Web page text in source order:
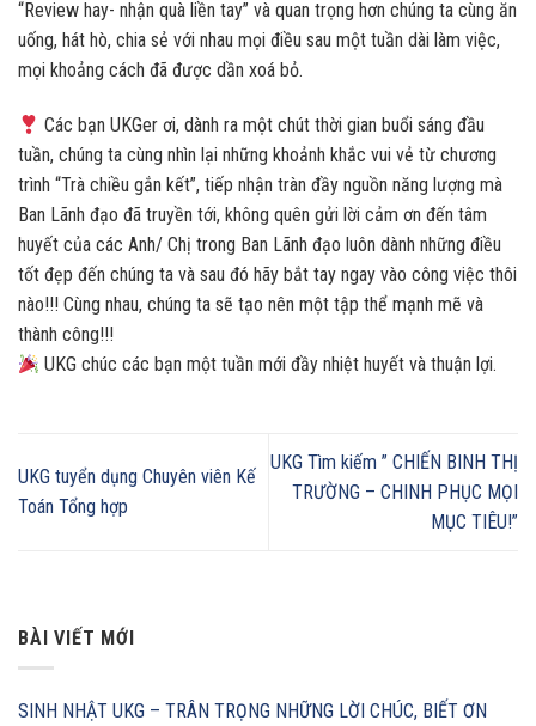
“Review hay- nhận quà liền tay” và quan trọng hơn chúng ta cùng ăn
uống, hát hò, chia sẻ với nhau mọi điều sau một tuần dài làm việc,
mọi khoảng cách đã được dần xoá bỏ.
Các bạn UKGer ơi, dành ra một chút thời gian buổi sáng đầu
tuần, chúng ta cùng nhìn lại những khoảnh khắc vui vẻ từ chương
trình “Trà chiều gắn kết”, tiếp nhận tràn đầy nguồn năng lượng mà
Ban Lãnh đạo đã truyền tới, không quên gửi lời cảm ơn đến tâm
huyết của các Anh/ Chị trong Ban Lãnh đạo luôn dành những điều
tốt đẹp đến chúng ta và sau đó hãy bắt tay ngay vào công việc thôi
nào!!! Cùng nhau, chúng ta sẽ tạo nên một tập thể mạnh mẽ và
thành công!!!
UKG chúc các bạn một tuần mới đầy nhiệt huyết và thuận lợi.
UKG tuyển dụng Chuyên viên Kế
Toán Tổng hợp
UKG Tìm kiếm ” CHIẾN BINH THỊ
TRƯỜNG – CHINH PHỤC MỌI
MỤC TIÊU!”
BÀI VIẾT MỚI
SINH NHẬT UKG – TRÂN TRỌNG NHỮNG LỜI CHÚC, BIẾT ƠN